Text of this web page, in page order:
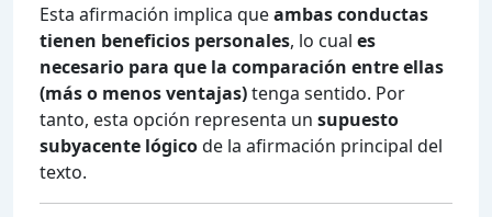
Esta afirmación implica queambas conductas
tienen beneficios personales, lo cual es
necesario para que la comparación entre ellas
(más o menos ventajas)tenga sentido. Por
tanto, esta opción representa un supuesto
subyacente lógicode la afirmación principal del
texto.